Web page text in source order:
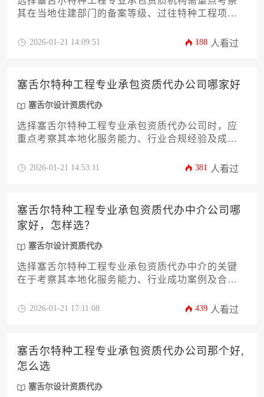
其在当地住建部门的备案等级、过往特种工程项目
质机构通常具备矿业工程、防水防腐等特殊领域实
2026-01-21 14:09:51 188 人看过
塞舌尔特种工程专业承包资质代办公司哪家好
塞舌尔设计资质代办
选择塞舌尔特种工程专业承包资质代办公司时，应
重点考察其本地化服务能力、行业合规经验及成功
质、熟悉特种工程分类标准，并能提供从材料准备
拆除等特殊项目的代理机构。
2026-01-21 14:53:11 381 人看过
塞舌尔特种工程专业承包资质代办中介公司哪
家好，怎样选？
塞舌尔设计资质代办
选择塞舌尔特种工程专业承包资质代办中介的关键
在于考察其本地化服务能力、行业成功案例及合规
风险管控体系，可筛选出真正具备塞舌尔设计资质
2026-01-21 17:11:08 439 人看过
塞舌尔特种工程专业承包资质代办公司那个好,
怎么选
塞舌尔设计资质代办